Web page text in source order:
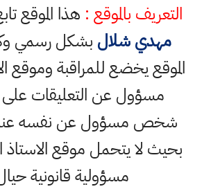
التعريف بالموقع : هذا الموقع
مهدي شلال بشكل رسمي
الموقع يخضع للمراقبة وموقع
مسؤول عن التعليقات على
شخص مسؤول عن نفسه عند
بحيث لا يتحمل موقع
مسؤولية قانونية